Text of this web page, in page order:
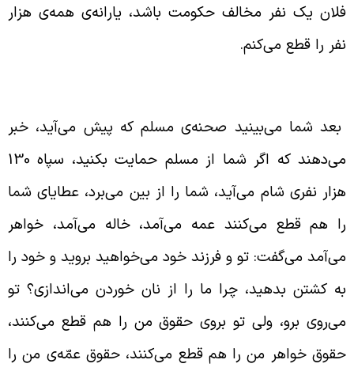
یک نفر مخالف حکومت باشد، یارانه‌ی همه‌ی هزار
را قطع می‌کنم.
شما می‌بینید صحنه‌ی مسلم که پیش می‌آید، خبر
می‌دهند که اگر شما از مسلم حمایت بکنید، سپاه 130
نفری شام می‌آید، شما را از بین می‌برد، عطایای شما
هم قطع می‌کنند عمه می‌آمد، خاله می‌آمد، خواهر
می‌گفت: تو و فرزند خود می‌خواهید بروید و خود را
کشتن بدهید، چرا ما را از نان خوردن می‌اندازی؟ تو
برو، ولی تو بروی حقوق من را هم قطع می‌کنند،
خواهر من را هم قطع می‌کنند، حقوق عمّه‌ی من را